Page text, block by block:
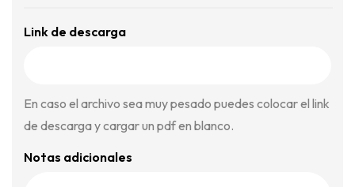
Link de descarga
En caso el archivo sea muy pesado puedes colocar el link
de descarga y cargar un pdf en blanco.
Notas adicionales